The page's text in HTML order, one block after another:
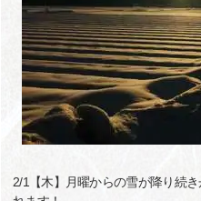
2/1【木】月曜からの雪が降り続